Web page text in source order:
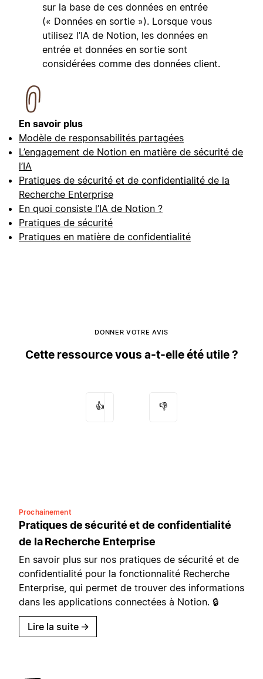
sur la base de ces données en entrée
(« Données en sortie »). Lorsque vous
utilisez l’IA de Notion, les données en
entrée et données en sortie sont
considérées comme des données client.
En savoir plus
Modèle de responsabilités partagées
L’engagement de Notion en matière de sécurité de
l’IA
Pratiques de sécurité et de confidentialité de la
Recherche Enterprise
En quoi consiste l’IA de Notion ?
Pratiques de sécurité
Pratiques en matière de confidentialité
DONNER VOTRE AVIS
Cette ressource vous a-t-elle été utile ?
👍 👎
Prochainement
Pratiques de sécurité et de confidentialité
de la Recherche Enterprise
En savoir plus sur nos pratiques de sécurité et de
confidentialité pour la fonctionnalité Recherche
Enterprise, qui permet de trouver des informations
dans les applications connectées à Notion. 🔒
Lire la suite →